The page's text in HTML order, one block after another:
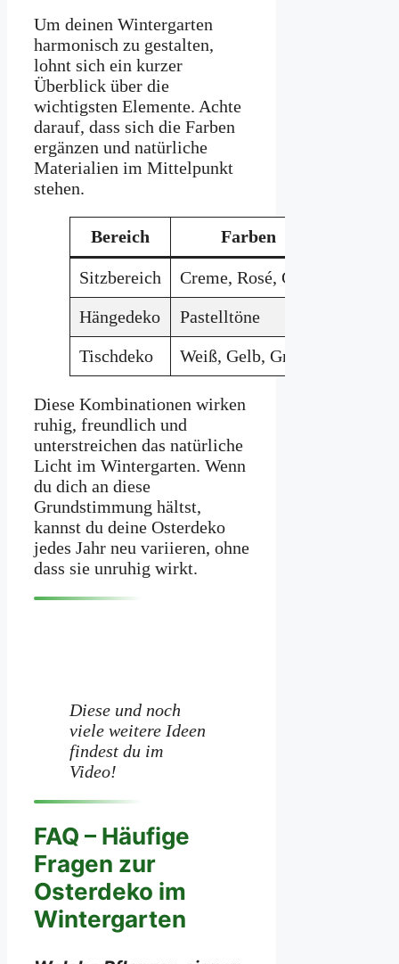
Um deinen Wintergarten
harmonisch zu gestalten,
lohnt sich ein kurzer
Überblick über die
wichtigsten Elemente. Achte
darauf, dass sich die Farben
ergänzen und natürliche
Materialien im Mittelpunkt
stehen.
Bereich Farben
Sitzbereich Creme, Rosé, Grau
Hängedeko
Pastelltöne
Tischdeko
Weiß, Gelb, Grün
Diese Kombinationen wirken
ruhig, freundlich und
unterstreichen das natürliche
Licht im Wintergarten. Wenn
du dich an diese
Grundstimmung hältst,
kannst du deine Osterdeko
jedes Jahr neu variieren, ohne
dass sie unruhig wirkt.
Diese und noch
viele weitere Ideen
findest du im
Video!
FAQ – Häufige
Fragen zur
Osterdeko im
Wintergarten